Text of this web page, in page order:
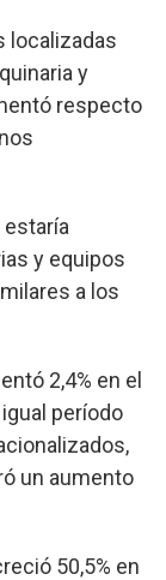
localizadas
y
respecto
y equipos
a los
2,4% en el
período
un aumento
50,5% en